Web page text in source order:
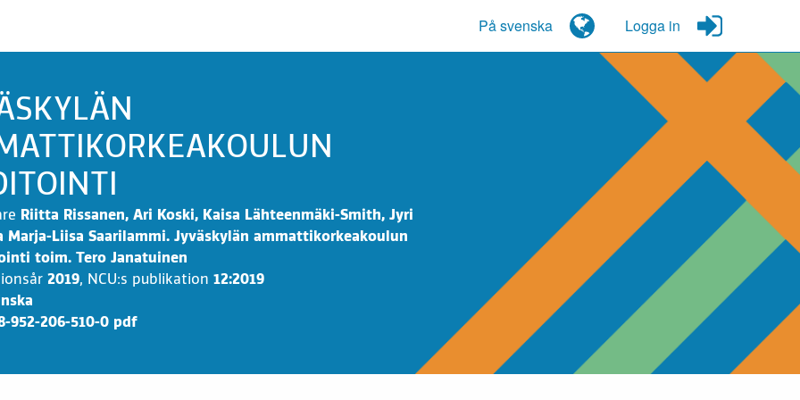
På svenska Logga in
Riitta Rissanen, Ari Koski, Kaisa Lähteenmäki-Smith, Jyri
Marja-Liisa Saarilammi. Jyväskylän ammattikorkeakoulun
toim. Tero Janatuinen
2019, NCU:s publikation 12:2019
952-206-510-0 pdf